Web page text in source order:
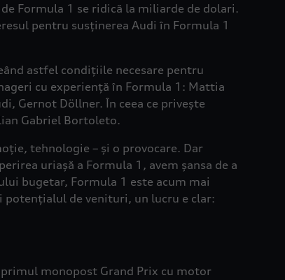
Formula 1 se ridică la miliarde de dolari.
pentru susținerea Audi în Formula 1
astfel condițiile necesare pentru
cu experiență în Formula 1: Mattia
Gernot Döllner. În ceea ce privește
Gabriel Bortoleto.
tehnologie – și o provocare. Dar
uriașă a Formula 1, avem șansa de a
bugetar, Formula 1 este acum mai
potențialul de venituri, un lucru e clar:
monopost Grand Prix cu motor